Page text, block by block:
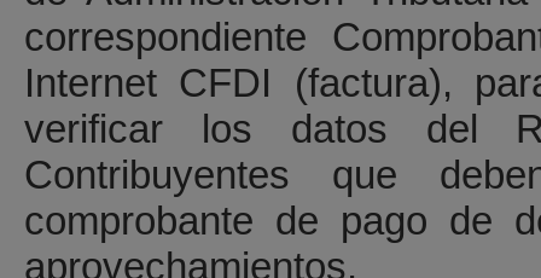
correspondiente
Internet CFDI (factura),
verificar los datos del
Contribuyentes que
comprobante de pago de
aprovechamientos.